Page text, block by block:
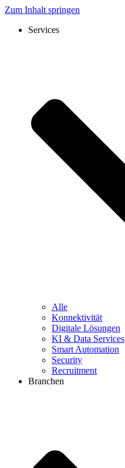
Zum Inhalt springen
Services
Alle
Konnektivität
Digitale Lösungen
KI & Data Services
Smart Automation
Security
Recruitment
Branchen